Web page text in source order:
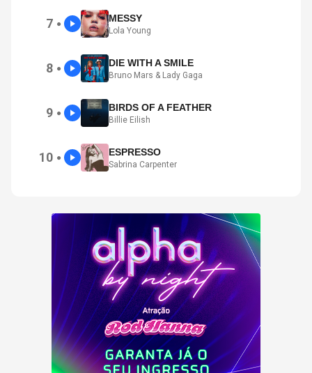
7 ● MESSY
Lola Young
8 ● DIE WITH A SMILE
Bruno Mars & Lady Gaga
9 ● BIRDS OF A FEATHER
Billie Eilish
10 ● ESPRESSO
Sabrina Carpenter